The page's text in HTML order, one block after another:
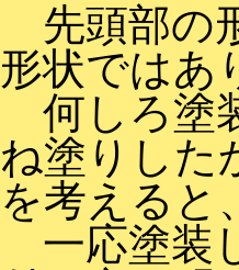
先頭部の
形状ではあ
何しろ塗
ね塗りした
を考えると
一応塗装